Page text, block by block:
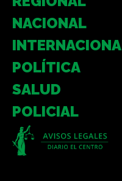
NACIONAL
POLÍTICA
SALUD
POLICIAL